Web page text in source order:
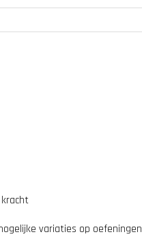
variaties op oefeningen